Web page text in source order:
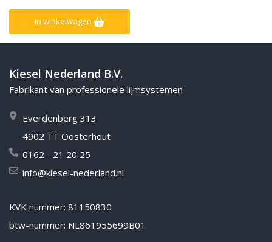
In winkelwagen
Kiesel Nederland B.V.
Fabrikant van professionele lijmsystemen
Everdenberg 313
4902 TT Oosterhout
0162 - 21 20 25
info@kiesel-nederland.nl
KVK nummer: 81150830
btw-nummer: NL861955699B01